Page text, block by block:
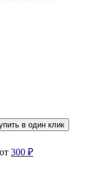
в один клик
300 ₽